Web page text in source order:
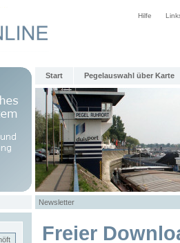
Hilfe
Start Pegelauswahl über Karte
Newsletter
Freier